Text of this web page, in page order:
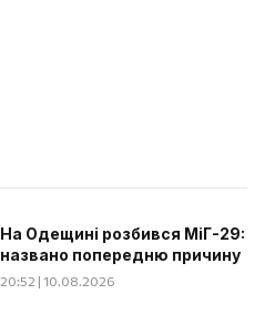
На Одещині розбився МіГ-29:
названо попередню причину
20:52 | 10.08.2026